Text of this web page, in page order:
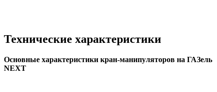
Технические характеристики
Основные характеристики кран-манипуляторов на ГАЗель
NEXT